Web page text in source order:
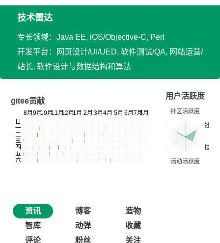
技术雷达
专长领域：Java EE, iOS/Objective-C, Perl
开发平台：网页设计/UI/UED, 软件测试/QA, 网站运营/
站长, 软件设计与数据结构和算法
gitee贡献
用户活跃度
资讯 博客
造物
智库
动弹
收藏
评论
粉丝 关注